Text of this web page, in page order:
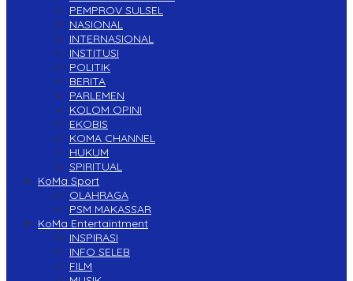
PEMPROV SULSEL
NASIONAL
INTERNASIONAL
INSTITUSI
POLITIK
BERITA
PARLEMEN
KOLOM OPINI
EKOBIS
KOMA CHANNEL
HUKUM
SPIRITUAL
KoMa Sport
OLAHRAGA
PSM MAKASSAR
KoMa Entertaintment
INSPIRASI
INFO SELEB
FILM